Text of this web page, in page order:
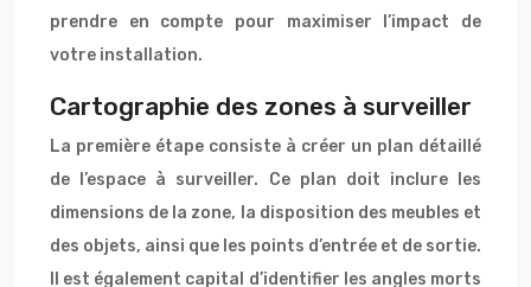
prendre en compte pour maximiser l’impact de
votre installation.
Cartographie des zones à surveiller
La première étape consiste à créer un plan détaillé
de l’espace à surveiller. Ce plan doit inclure les
dimensions de la zone, la disposition des meubles et
des objets, ainsi que les points d’entrée et de sortie.
Il est également capital d’identifier les angles morts